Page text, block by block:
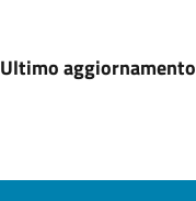
Ultimo aggiornamento